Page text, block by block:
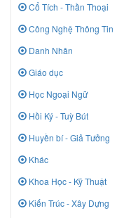
Cổ Tích - Thần Thoại
Công Nghệ Thông Tin
Danh Nhân
Giáo dục
Học Ngoại Ngữ
Hồi Ký - Tuỳ Bút
Huyền bí - Giả Tưởng
Khác
Khoa Học - Kỹ Thuật
Kiến Trúc - Xây Dựng